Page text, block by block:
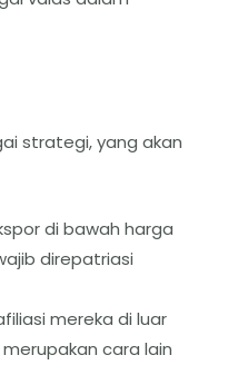
strategi, yang akan
di bawah harga
direpatriasi
mereka di luar
cara lain